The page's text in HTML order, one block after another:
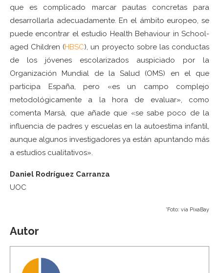
que es complicado marcar pautas concretas para
desarrollarla adecuadamente. En el ámbito europeo, se
puede encontrar el estudio Health Behaviour in School-
aged Children (HBSC), un proyecto sobre las conductas
de los jóvenes escolarizados auspiciado por la
Organización Mundial de la Salud (OMS) en el que
participa España, pero «es un campo complejo
metodológicamente a la hora de evaluar», como
comenta Marsà, que añade que «se sabe poco de la
influencia de padres y escuelas en la autoestima infantil,
aunque algunos investigadores ya están apuntando más
a estudios cualitativos».
Daniel Rodríguez Carranza
UOC
*Foto: vía PixaBay
Autor